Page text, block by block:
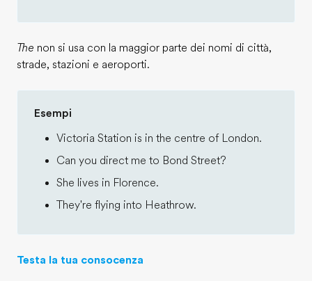
The non si usa con la maggior parte dei nomi di città,
strade, stazioni e aeroporti.
Esempi
Victoria Station is in the centre of London.
Can you direct me to Bond Street?
She lives in Florence.
They're flying into Heathrow.
Testa la tua consocenza